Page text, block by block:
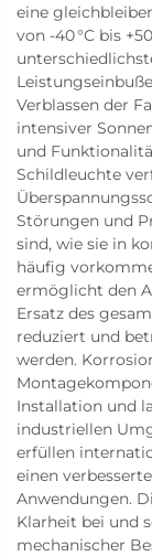
eine
von -40 °C bis
Verblassen der
intensiver
und
Schildleuchte
Störungen und
sind, wie sie in
häufig
ermöglicht den
Ersatz des
reduziert und
werden.
Installation und
industriellen
erfüllen
einen
Anwendungen.
Klarheit bei und
mechanischer